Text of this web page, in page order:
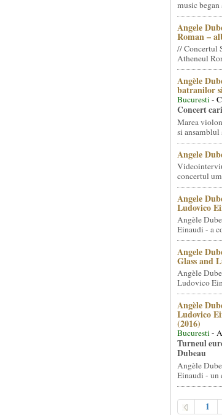
music began
Angele
Roman –
// Concertul
Atheneul
Angèle
batranilor
Bucuresti-
Concert
Marea
si ansamblul
Angele
concertul
Angele
Ludovico
Angèle
Einaudi - a
Angele
Glass and
Angèle
Ludovico
Angèle
Ludovico
(2016)
Bucuresti-
Turneul
Dubeau
Angèle
Einaudi - un
1